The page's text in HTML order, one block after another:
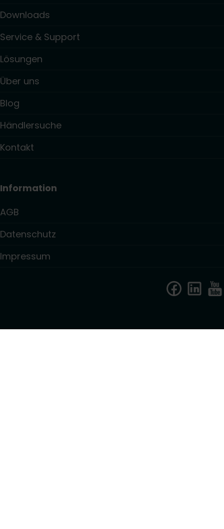
Downloads
Service & Support
Lösungen
Über uns
Blog
Händlersuche
Kontakt
Information
AGB
Datenschutz
Impressum